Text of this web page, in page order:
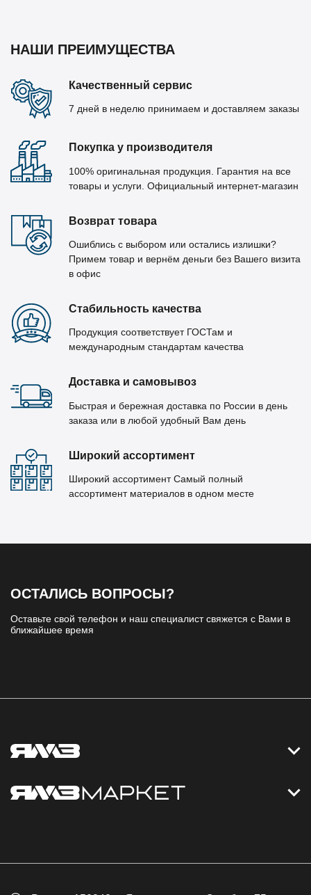
НАШИ ПРЕИМУЩЕСТВА
Качественный сервис
7 дней в неделю принимаем и доставляем заказы
Покупка у производителя
100% оригинальная продукция. Гарантия на все
товары и услуги. Официальный интернет-магазин
Возврат товара
Ошиблись с выбором или остались излишки?
Примем товар и вернём деньги без Вашего визита
в офис
Стабильность качества
Продукция соответствует ГОСТам и
международным стандартам качества
Доставка и самовывоз
Быстрая и бережная доставка по России в день
заказа или в любой удобный Вам день
Широкий ассортимент
Широкий ассортимент Самый полный
ассортимент материалов в одном месте
ОСТАЛИСЬ ВОПРОСЫ?
Оставьте свой телефон и наш специалист свяжется с Вами в
ближайшее время
Контакты